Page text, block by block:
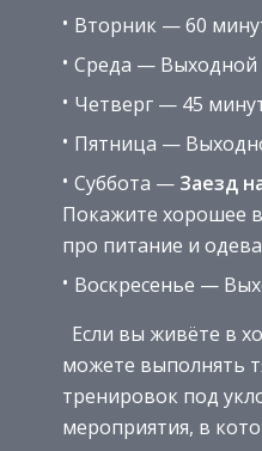
Вторник — 60
Среда — Выходной
Четверг — 45
Пятница —
Суббота — Заезд
Покажите хорошее
про питание и
Воскресенье —
Если вы живёте в
можете выполнять
тренировок под
мероприятия, в